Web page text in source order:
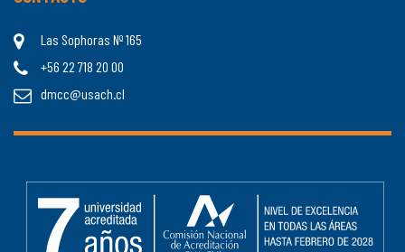
Las Sophoras Nº 165
+56 22 718 20 00
dmcc@usach.cl